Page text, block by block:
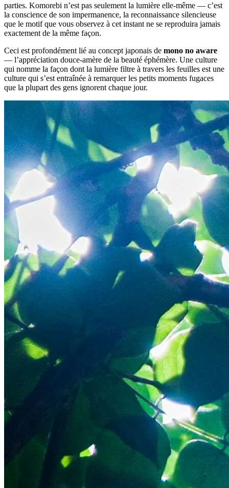
parties. Komorebi n’est pas seulement la lumière elle-même — c’est
la conscience de son impermanence, la reconnaissance silencieuse
que le motif que vous observez à cet instant ne se reproduira jamais
exactement de la même façon.
Ceci est profondément lié au concept japonais de mono no aware
— l’appréciation douce-amère de la beauté éphémère. Une culture
qui nomme la façon dont la lumière filtre à travers les feuilles est une
culture qui s’est entraînée à remarquer les petits moments fugaces
que la plupart des gens ignorent chaque jour.